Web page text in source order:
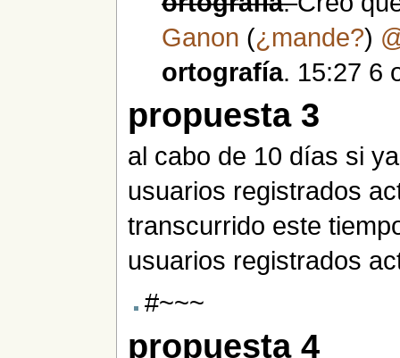
Ganon (¿mande?)
ortografía. 15:27 6
propuesta 3
al cabo de 10 días si
usuarios registrados
transcurrido este
usuarios registrados
#~~~
propuesta 4